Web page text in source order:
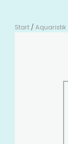
Start /Aquaristik